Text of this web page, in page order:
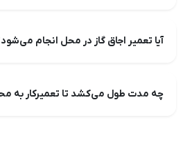
آیا تعمیر اجاق گاز در محل انجام
چه مدت طول می‌کشد تا تعمیرکار به